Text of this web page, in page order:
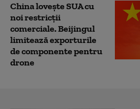
China lovește SUA cu
noi restricții
comerciale. Beijingul
limitează exporturile
de componente pentru
drone